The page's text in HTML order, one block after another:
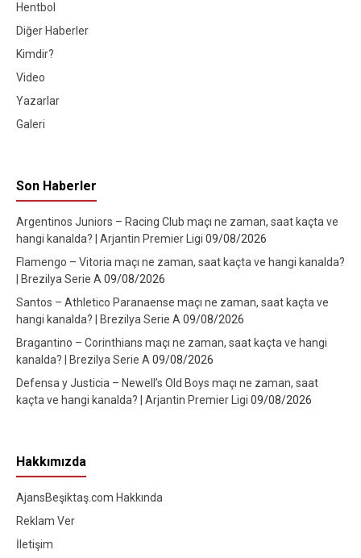
Hentbol
Diğer Haberler
Kimdir?
Video
Yazarlar
Galeri
Son Haberler
Argentinos Juniors – Racing Club maçı ne zaman, saat kaçta ve
hangi kanalda? | Arjantin Premier Ligi 09/08/2026
Flamengo – Vitoria maçı ne zaman, saat kaçta ve hangi kanalda?
| Brezilya Serie A09/08/2026
Santos – Athletico Paranaense maçı ne zaman, saat kaçta ve
hangi kanalda? | Brezilya Serie A09/08/2026
Bragantino – Corinthians maçı ne zaman, saat kaçta ve hangi
kanalda? | Brezilya Serie A09/08/2026
Defensa y Justicia – Newell’s Old Boys maçı ne zaman, saat
kaçta ve hangi kanalda? | Arjantin Premier Ligi 09/08/2026
Hakkımızda
AjansBeşiktaş.com Hakkında
Reklam Ver
İletişim